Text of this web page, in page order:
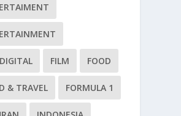
FILM FOOD
& TRAVEL FORMULA 1